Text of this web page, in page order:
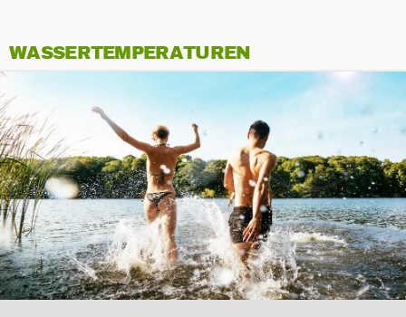
WASSERTEMPERATUREN